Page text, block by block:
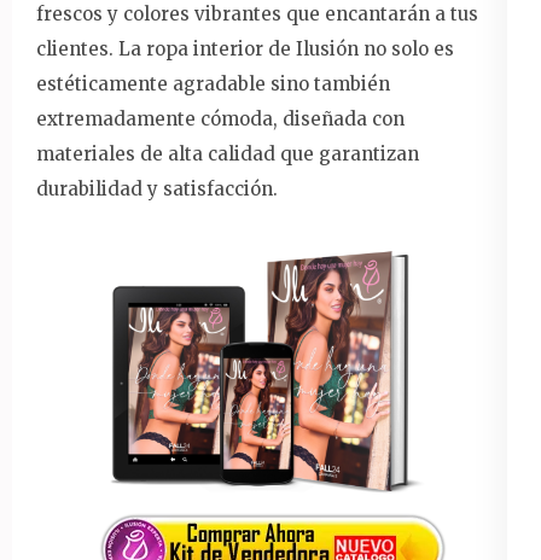
frescos y colores vibrantes que encantarán a tus
clientes. La ropa interior de Ilusión no solo es
estéticamente agradable sino también
extremadamente cómoda, diseñada con
materiales de alta calidad que garantizan
durabilidad y satisfacción.